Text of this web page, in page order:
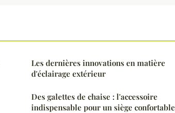
Les dernières innovations en matière
d'éclairage extérieur
Des galettes de chaise : l'accessoire
indispensable pour un siège confortable